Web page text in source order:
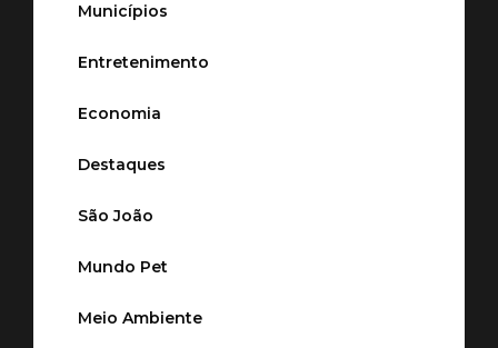
Municípios
Entretenimento
Economia
Destaques
São João
Mundo Pet
Meio Ambiente